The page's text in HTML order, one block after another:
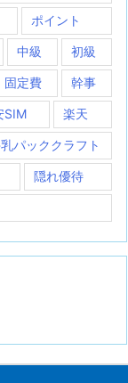
ポイント
中級 初級
固定費 幹事
SIM 楽天
パッククラフト
隠れ優待